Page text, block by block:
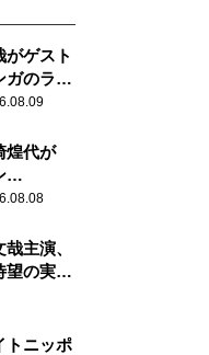
がゲスト
ガのラジ
煌代が
らとて
主演、
望の実写
トニッポ